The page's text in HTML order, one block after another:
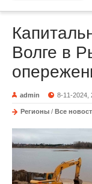
Волге в
admin 8-11-2024,
Регионы / Все